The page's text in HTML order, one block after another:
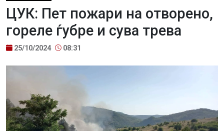
ЦУК: Пет пожари на отворено,
гореле ѓубре и сува трева
25/10/2024 08:31